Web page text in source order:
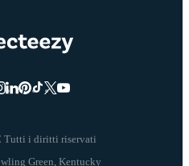
Tutti i diritti riservati